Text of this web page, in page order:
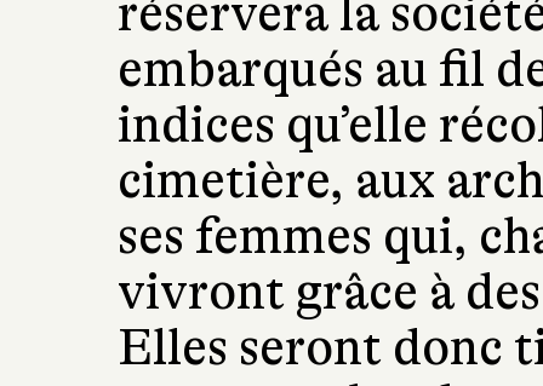
réservera la
embarqués au fil
indices qu’elle
cimetière, aux
ses femmes qui,
vivront grâce à
Elles seront donc